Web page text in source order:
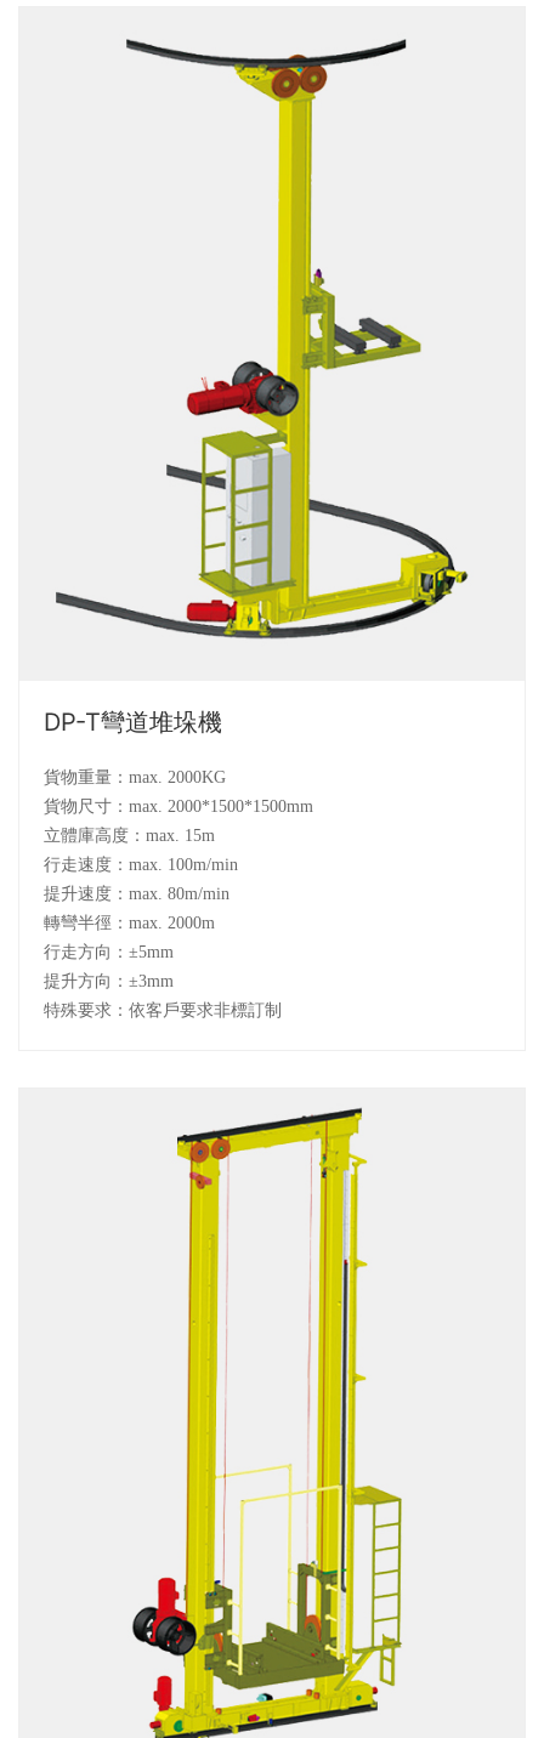
DP-T彎道堆垛機
貨物重量：max. 2000KG
貨物尺寸：max. 2000*1500*1500mm
立體庫高度：max. 15m
行走速度：max. 100m/min
提升速度：max. 80m/min
轉彎半徑：max. 2000m
行走方向：±5mm
提升方向：±3mm
特殊要求：依客戶要求非標訂制